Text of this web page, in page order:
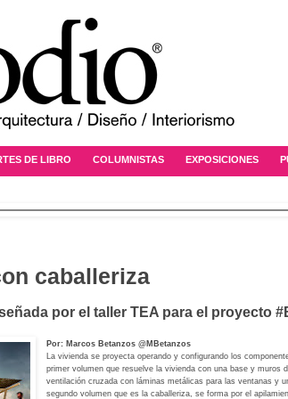
DE LIBRO COLUMNISTAS EXPOSICIONES
caballeriza
por el taller TEA para el proyecto
Por: Marcos Betanzos @MBetanzos
La vivienda se proyecta operando y configurando los
primer volumen que resuelve la vivienda con una base y muros
ventilación cruzada con láminas metálicas para las ventanas y
segundo volumen que es la caballeriza, se forma por el